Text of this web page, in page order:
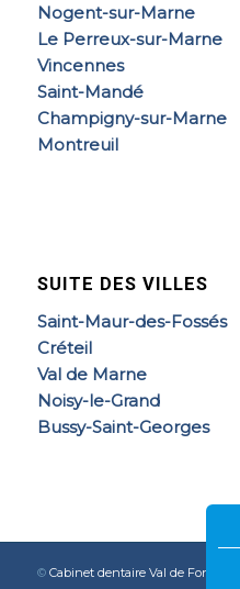
Nogent-sur-Marne
Le Perreux-sur-Marne
Vincennes
Saint-Mandé
Champigny-sur-Marne
Montreuil
SUITE DES VILLES
Saint-Maur-des-Fossés
Créteil
Val de Marne
Noisy-le-Grand
Bussy-Saint-Georges
© Cabinet dentaire Val de Fontenay